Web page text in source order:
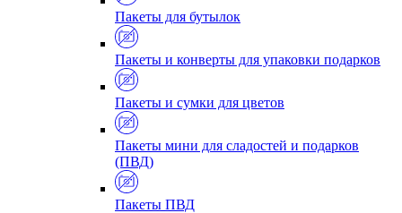
Пакеты для бутылок
Пакеты и конверты для упаковки подарков
Пакеты и сумки для цветов
Пакеты мини для сладостей и подарков
(ПВД)
Пакеты ПВД